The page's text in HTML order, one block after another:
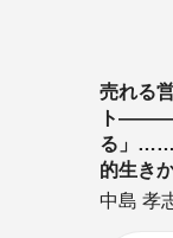
売れる
ト―――
る」……
的生き
中島 孝